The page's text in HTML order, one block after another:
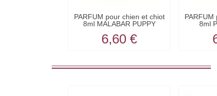
PARFUM pour chien et chiot
8ml MALABAR PUPPY
6,60 €
PARFUM
8ml